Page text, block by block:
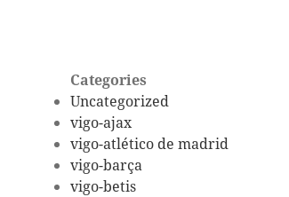
Categories
Uncategorized
vigo-ajax
vigo-atlético de madrid
vigo-barça
vigo-betis